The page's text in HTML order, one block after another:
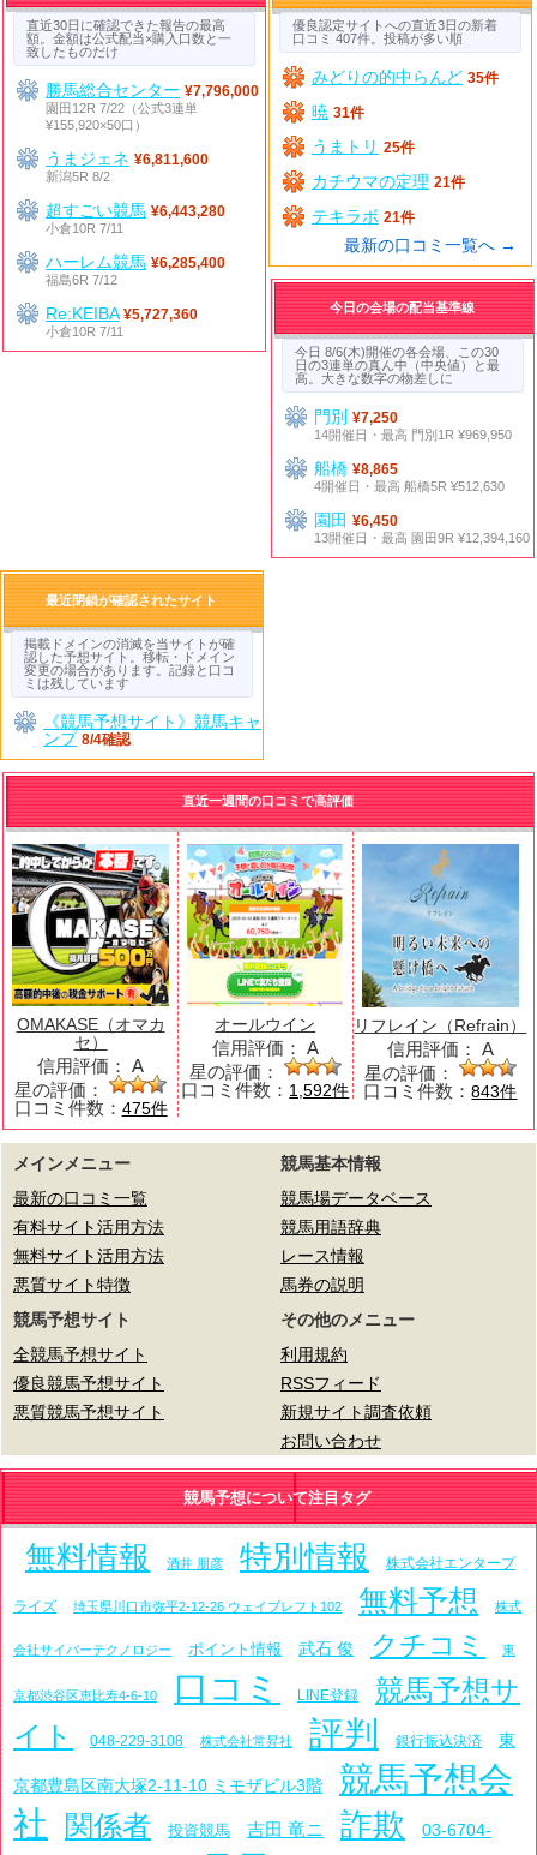
直近30日に確認できた報告の最高
額。金額は公式配当×購入口数と一
致したものだけ
勝馬総合センター ¥7,796,000
園田12R 7/22（公式3連単
¥155,920×50口）
うまジェネ ¥6,811,600
新潟5R 8/2
超すごい競馬 ¥6,443,280
小倉10R 7/11
ハーレム競馬 ¥6,285,400
福島6R 7/12
Re:KEIBA ¥5,727,360
小倉10R 7/11
優良認定サイトへの直近3日の新着
口コミ 407件。投稿が多い順
みどりの的中らんど 35件
暁 31件
うまトリ 25件
カチウマの定理 21件
テキラボ 21件
最新の口コミ一覧へ →
今日の会場の配当基準線
今日 8/6(木)開催の各会場、この30
日の3連単の真ん中（中央値）と最
高。大きな数字の物差しに
門別¥7,250
14開催日・最高 門別1R ¥969,950
船橋¥8,865
4開催日・最高 船橋5R ¥512,630
園田¥6,450
13開催日・最高 園田9R ¥12,394,160
最近閉鎖が確認されたサイト
掲載ドメインの消滅を当サイトが確
認した予想サイト。移転・ドメイン
変更の場合があります。記録と口コ
ミは残しています
《競馬予想サイト》競馬キャ
ンプ 8/4確認
直近一週間の口コミで高評価
OMAKASE（オマカ
セ）
信用評価： A
星の評価：
口コミ件数： 475件
オールウイン
信用評価： A
星の評価：
口コミ件数： 1,592件
リフレイン（Refrain）
信用評価： A
星の評価：
口コミ件数：843件
メインメニュー
最新の口コミ一覧
有料サイト活用方法
無料サイト活用方法
悪質サイト特徴
競馬基本情報
競馬場データベース
競馬用語辞典
レース情報
馬券の説明
競馬予想サイト
全競馬予想サイト
優良競馬予想サイト
悪質競馬予想サイト
その他のメニュー
利用規約
RSSフィード
新規サイト調査依頼
お問い合わせ
競馬予想について注目タグ
無料情報 酒井 朋彦 特別情報 株式会社エンタープ
ライズ 埼玉県川口市弥平2-12-26 ウェイブレフト102 無料予想 株式
会社サイバーテクノロジー ポイント情報 武石 俊 クチコミ 東
京都渋谷区恵比寿4-6-10 口コミ LINE登録
競馬予想サ
イト
048-229-3108 株式会社常昇社 評判 銀行振込決済 東
京都豊島区南大塚2-11-10 ミモザビル3階
競馬予想会
社
関係者 投資競馬 吉田 竜ニ 詐欺 03-6704-